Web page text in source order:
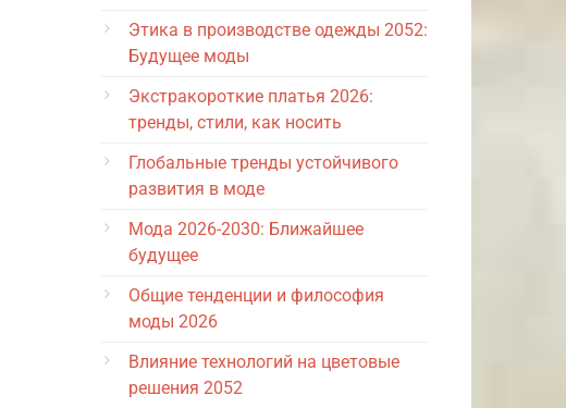
Этика в производстве одежды 2052:
Будущее моды
Экстракороткие платья 2026:
тренды, стили, как носить
Глобальные тренды устойчивого
развития в моде
Мода 2026-2030: Ближайшее
будущее
Общие тенденции и философия
моды 2026
Влияние технологий на цветовые
решения 2052